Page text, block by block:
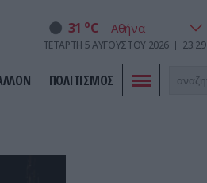
31 oC
ΤΕΤΆΡΤΗ 5ΑΥΓΟΎΣΤΟΥ 2026 23:29
ΠΟΛΙΤΙΣΜΟΣ